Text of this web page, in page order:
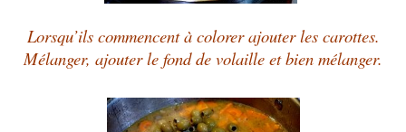
Lorsqu’ils commencent à colorer ajouter les carottes.
Mélanger, ajouter le fond de volaille et bien mélanger.